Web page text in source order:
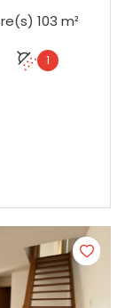
Appartement 5 pièce(s) 3 chambre(s) 103 m²
1